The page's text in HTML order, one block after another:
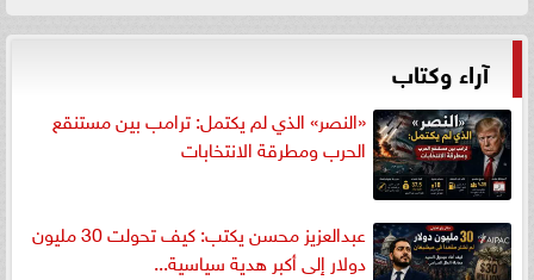
آراء وكتاب
«النصر» الذي لم يكتمل: ترامب بين مستنقع
الحرب ومطرقة الانتخابات
عبدالعزيز محسن يكتب: كيف تحولت 30 مليون
دولار إلى أكبر هدية سياسية...